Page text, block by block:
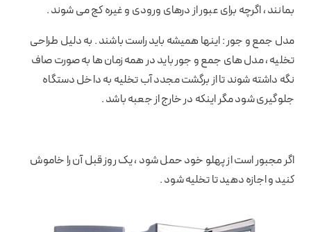
بمانند ، اگرچه برای عبور از درهای ورودی و غیره کج می شوند .
مدل جمع و جور : اینها همیشه باید راست باشند . به دلیل طراحی
تخلیه ، مدل های جمع و جور باید در همه زمان ها به صورت صاف
نگه داشته شوند تا از برگشت مجدد آب تخلیه به داخل دستگاه
جلوگیری شود مگر اینکه در خارج از جعبه باشد .
اگر مجبور است از پهلو خود حمل شود ، یک روز قبل آن را خاموش
کنید و اجازه دهید تا تخلیه شود .